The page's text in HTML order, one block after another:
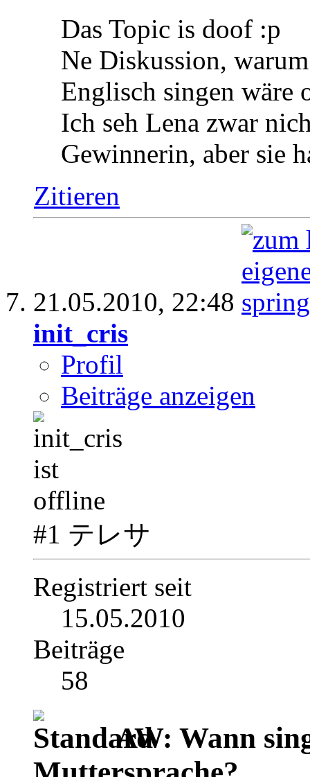
Das Topic is doof :p
Ne Diskussion,
Englisch singen wäre
Ich seh Lena zwar
Gewinnerin, aber sie
Zitieren
21.05.2010, 22:48
init_cris
Profil
Beiträge anzeigen
#1 テレサ
Registriert seit
15.05.2010
Beiträge
58
AW: Wann